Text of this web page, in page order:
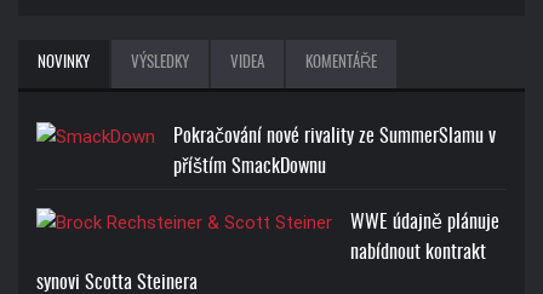
NOVINKY VÝSLEDKY VIDEA KOMENTÁŘE
Pokračování nové rivality ze SummerSlamu v
příštím SmackDownu
WWE údajně plánuje
nabídnout kontrakt
synovi Scotta Steinera